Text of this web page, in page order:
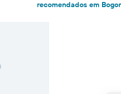
recomendados em Bogor